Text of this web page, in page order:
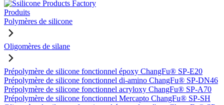
Produits
Polymères de silicone
Oligomères de silane
Prépolymère de silicone fonctionnel époxy ChangFu® SP-E20
Prépolymère de silicone fonctionnel di-amino ChangFu® SP-DN46
Prépolymère de silicone fonctionnel acryloxy ChangFu® SP-A70
Prépolymère de silicone fonctionnel Mercapto ChangFu® SP-SH